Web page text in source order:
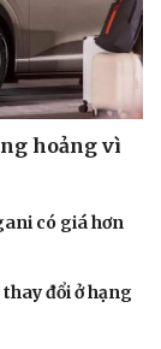
đình
hoảng vì
có giá hơn
đổi ở hạng